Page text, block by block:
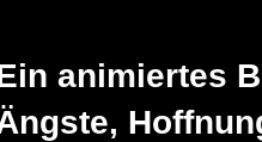
animiertes